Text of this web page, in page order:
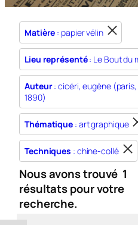
Matière : papier vélin
Lieu représenté: Le Bout du
Auteur: cicéri, eugène (paris,
1890)
Thématique : art graphique
Techniques : chine-collé
Nous avons trouvé 1
résultats pour votre
recherche.